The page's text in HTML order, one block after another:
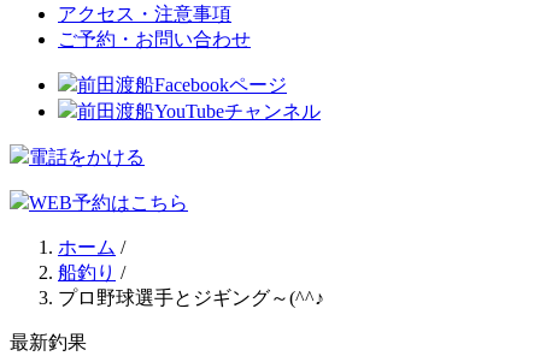
アクセス・注意事項
ご予約・お問い合わせ
前田渡船Facebookページ
前田渡船YouTubeチャンネル
電話をかける
WEB予約はこちら
ホーム /
船釣り /
プロ野球選手とジギング～(^^♪
最新釣果